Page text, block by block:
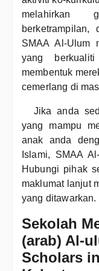
melahirkan
SMAA Al-Ulum
yang
membentuk
cemerlang di
Jika anda
yang mampu
anak anda
Islami, SMAA
Hubungi pihak
maklumat lanjut
yang ditawarkan.
Sekolah
(arab) Al-
Scholars